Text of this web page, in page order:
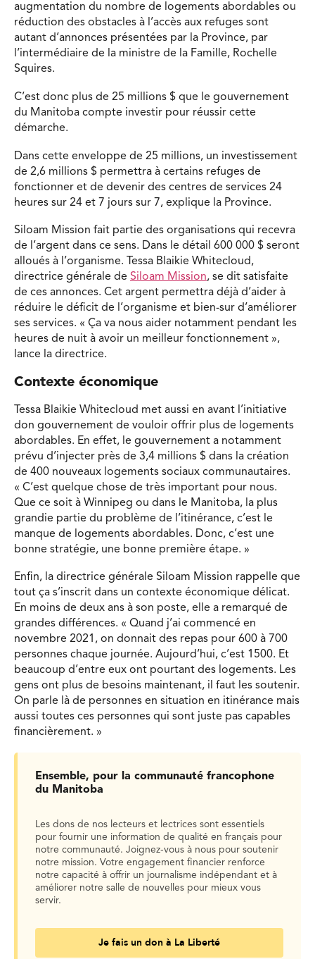
augmentation du nombre de logements abordables ou
réduction des obstacles à l’accès aux refuges sont
autant d’annonces présentées par la Province, par
l’intermédiaire de la ministre de la Famille, Rochelle
Squires.
C’est donc plus de 25 millions $ que le gouvernement
du Manitoba compte investir pour réussir cette
démarche.
Dans cette enveloppe de 25 millions, un investissement
de 2,6 millions $ permettra à certains refuges de
fonctionner et de devenir des centres de services 24
heures sur 24 et 7 jours sur 7, explique la Province.
Siloam Mission fait partie des organisations qui recevra
de l’argent dans ce sens. Dans le détail 600 000 $ seront
alloués à l’organisme. Tessa Blaikie Whitecloud,
directrice générale de Siloam Mission, se dit satisfaite
de ces annonces. Cet argent permettra déjà d’aider à
réduire le déficit de l’organisme et bien-sur d’améliorer
ses services. « Ça va nous aider notamment pendant les
heures de nuit à avoir un meilleur fonctionnement »,
lance la directrice.
Contexte économique
Tessa Blaikie Whitecloud met aussi en avant l’initiative
don gouvernement de vouloir offrir plus de logements
abordables. En effet, le gouvernement a notamment
prévu d’injecter près de 3,4 millions $ dans la création
de 400 nouveaux logements sociaux communautaires.
« C’est quelque chose de très important pour nous.
Que ce soit à Winnipeg ou dans le Manitoba, la plus
grandie partie du problème de l’itinérance, c’est le
manque de logements abordables. Donc, c’est une
bonne stratégie, une bonne première étape. »
Enfin, la directrice générale Siloam Mission rappelle que
tout ça s’inscrit dans un contexte économique délicat.
En moins de deux ans à son poste, elle a remarqué de
grandes différences. « Quand j’ai commencé en
novembre 2021, on donnait des repas pour 600 à 700
personnes chaque journée. Aujourd’hui, c’est 1500. Et
beaucoup d’entre eux ont pourtant des logements. Les
gens ont plus de besoins maintenant, il faut les soutenir.
On parle là de personnes en situation en itinérance mais
aussi toutes ces personnes qui sont juste pas capables
financièrement. »
Ensemble, pour la communauté francophone
du Manitoba
Les dons de nos lecteurs et lectrices sont essentiels
pour fournir une information de qualité en français pour
notre communauté. Joignez-vous à nous pour soutenir
notre mission. Votre engagement financier renforce
notre capacité à offrir un journalisme indépendant et à
améliorer notre salle de nouvelles pour mieux vous
servir.
Je fais un don à La Liberté